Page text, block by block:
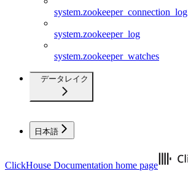
system.zookeeper_connection_log
system.zookeeper_log
system.zookeeper_watches
データレイク
日本語
ClickHouse Documentation home page